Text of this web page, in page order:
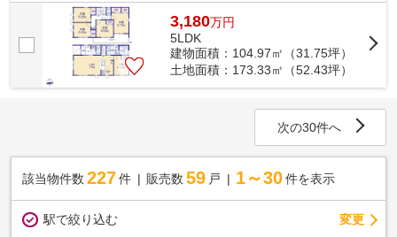
せて頂きますのでお気軽にお問合せ下...
3,180万円
5LDK
建物面積：104.97㎡（31.75坪）
土地面積：173.33㎡（52.43坪）
次の30件へ
該当物件数 227件 販売数 59 戸 1～30 件を表示
駅で絞り込む 変更